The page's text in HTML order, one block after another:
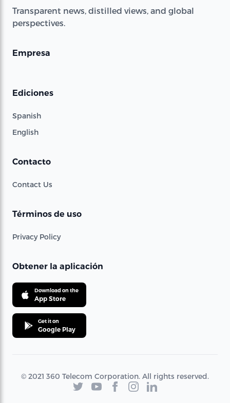
Transparent news, distilled views, and global
perspectives.
Empresa
Ediciones
Spanish
English
Contacto
Contact Us
Términos de uso
Privacy Policy
Obtener la aplicación
Download on the
App Store
Get it on
Google Play
© 2021 360 Telecom Corporation. All rights reserved.